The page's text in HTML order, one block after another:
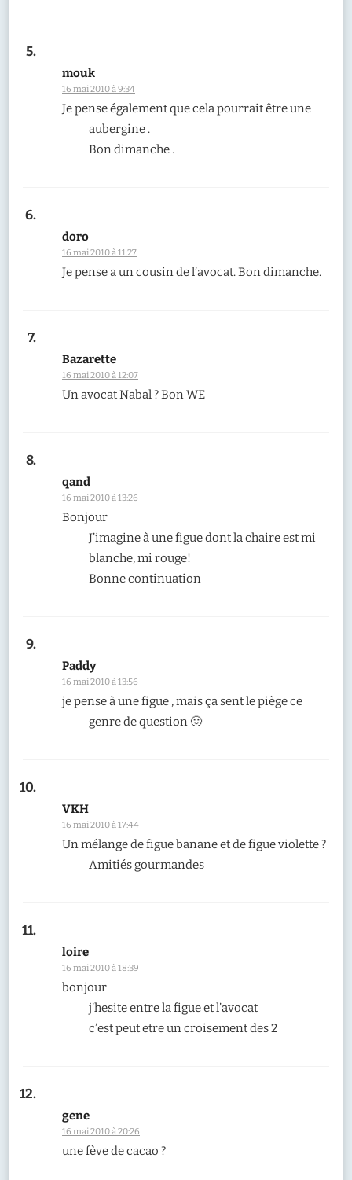
mouk
16 mai 2010 à 9:34
Je pense également que cela pourrait être une
aubergine .
Bon dimanche .
doro
16 mai 2010 à 11:27
Je pense a un cousin de l’avocat. Bon dimanche.
Bazarette
16 mai 2010 à 12:07
Un avocat Nabal ? Bon WE
qand
16 mai 2010 à 13:26
Bonjour
J’imagine à une figue dont la chaire est mi
blanche, mi rouge!
Bonne continuation
Paddy
16 mai 2010 à 13:56
je pense à une figue , mais ça sent le piège ce
genre de question 🙂
VKH
16 mai 2010 à 17:44
Un mélange de figue banane et de figue violette ?
Amitiés gourmandes
loire
16 mai 2010 à 18:39
bonjour
j’hesite entre la figue et l’avocat
c’est peut etre un croisement des 2
gene
16 mai 2010 à 20:26
une fève de cacao ?